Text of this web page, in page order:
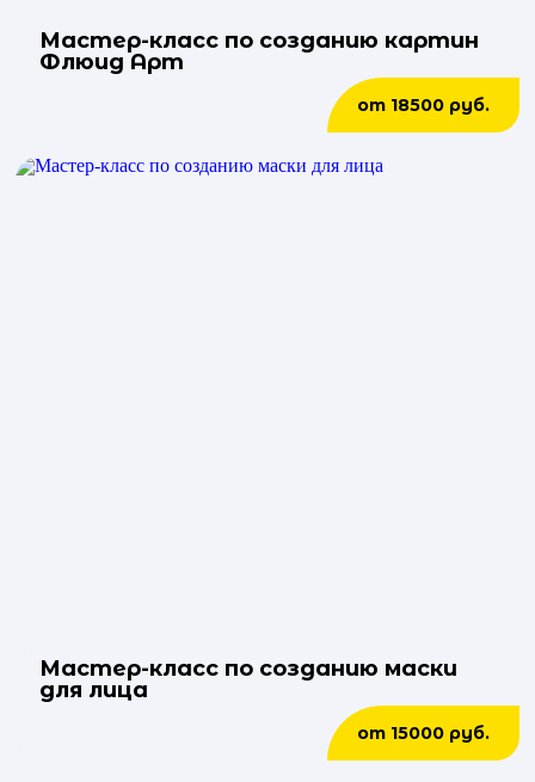
Мастер-класс по созданию картин
Флюид Арт
от 18500 руб.
Мастер-класс по созданию маски
для лица
от 15000 руб.